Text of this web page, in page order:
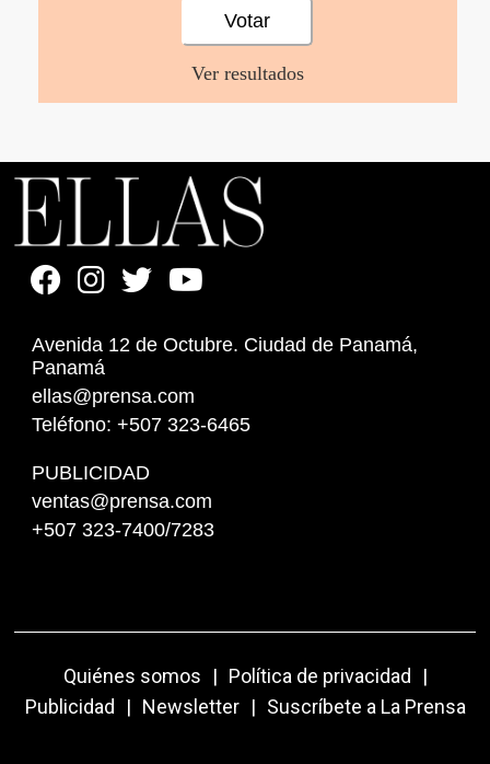
Ver resultados
Avenida 12 de Octubre. Ciudad de Panamá,
Panamá
ellas@prensa.com
Teléfono: +507 323-6465
PUBLICIDAD
ventas@prensa.com
+507 323-7400/7283
Quiénes somos | Política de privacidad
|
Publicidad
| Newsletter | Suscríbete a La Prensa